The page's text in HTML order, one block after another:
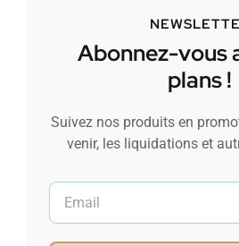
Abonnez-vous
plans !
Suivez nos produits en
venir, les liquidations et